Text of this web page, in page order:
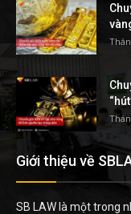
Giới thiệu về
SB LAW là một trong